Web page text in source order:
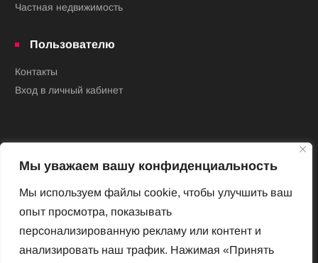
Мы уважаем вашу конфиденциальность
Мы используем файлы cookie, чтобы улучшить ваш
опыт просмотра, показывать
персонализированную рекламу или контент и
анализировать наш трафик. Нажимая «Принять
Частная недвижимость
Пользователю
Контакты
Вход в личный кабинет
Новый Венский журнал
Архив номеров